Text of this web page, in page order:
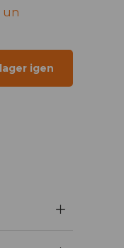
un
igen